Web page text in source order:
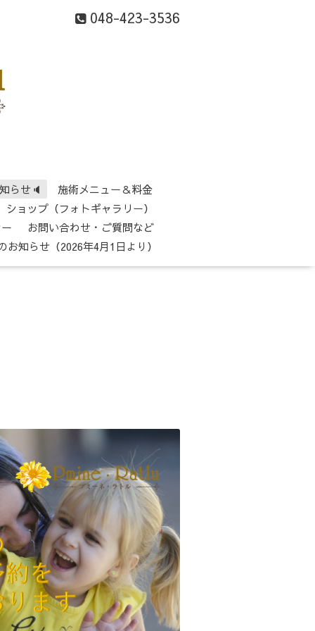
048-423-3536
らせ🔈
施術メニュー＆料金
ショップ（フォトギャラリー）
お問い合わせ・ご質問など
お知らせ（2026年4月1日より）